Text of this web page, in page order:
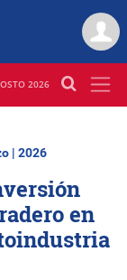
2026
| 2026
en